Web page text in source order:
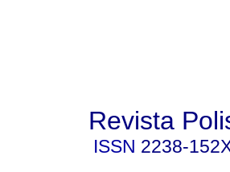
Revista
ISSN 2238-